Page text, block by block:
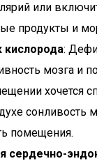
или
продукты и
кислорода:
мозга и
хочется
сонливость
помещения.
сердечно-